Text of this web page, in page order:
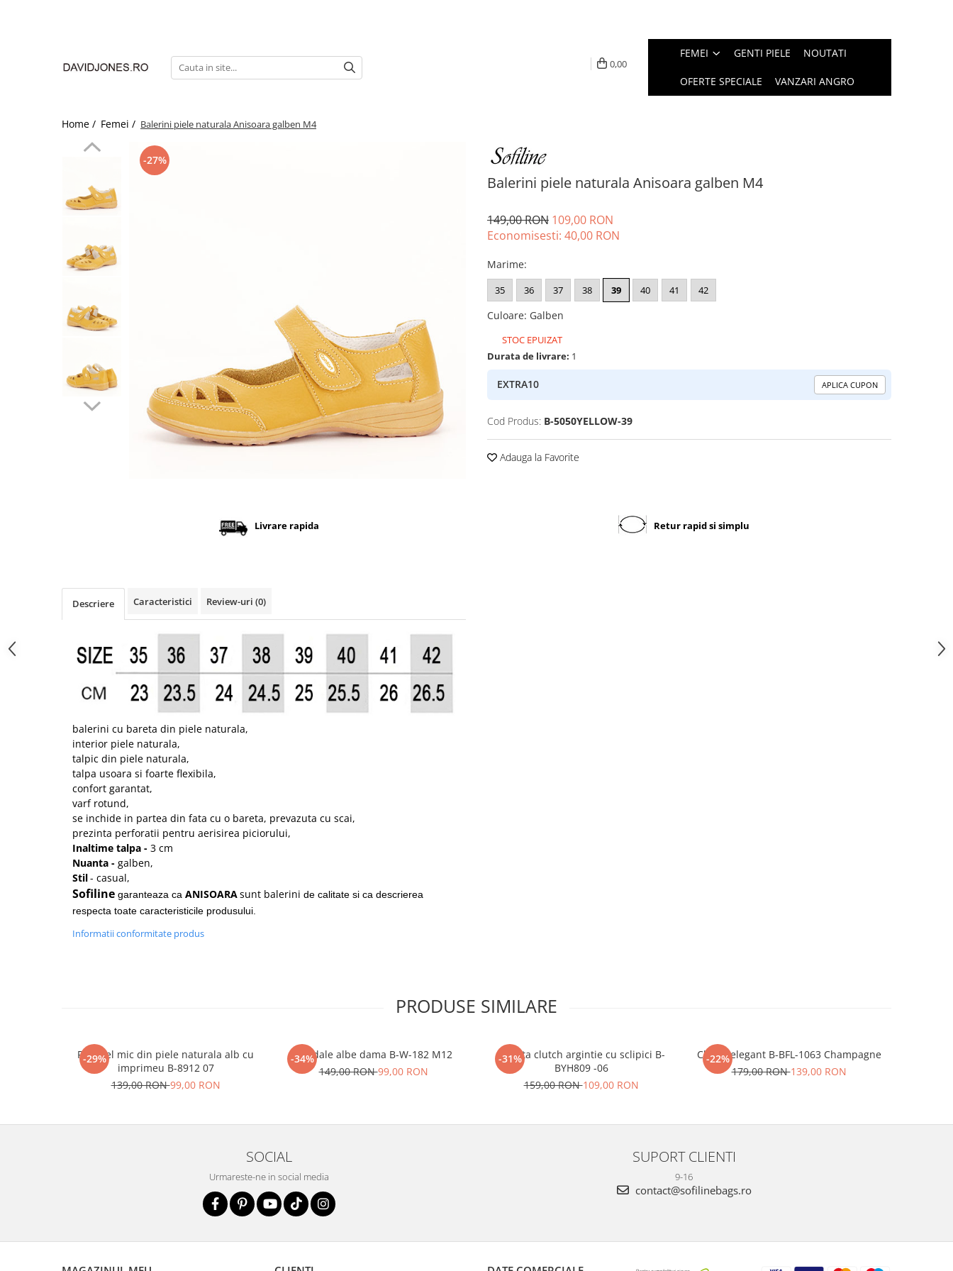
0,00
FEMEI GENTI PIELE NOUTATI
OFERTE SPECIALE VANZARI ANGRO
Home / Femei / Balerini piele naturala Anisoara galben M4
Balerini piele naturala Anisoara galben M4
-27%
149,00 RON 109,00 RON
Economisesti: 40,00 RON
Marime:
35 36 37 38 39 40 41 42
Culoare: Galben
STOC EPUIZAT
Durata de livrare: 1
EXTRA10 APLICA CUPON
Cod Produs: B-5050YELLOW-39
Adauga la Favorite
Livrare rapida Retur rapid si simplu
Descriere Caracteristici Review-uri (0)
balerini cu bareta din piele naturala,
interior piele naturala,
talpic din piele naturala,
talpa usoara si foarte flexibila,
confort garantat,
varf rotund,
se inchide in partea din fata cu o bareta, prevazuta cu scai,
prezinta perforatii pentru aerisirea piciorului,
Inaltime talpa - 3 cm
Nuanta - galben,
Stil- casual,
Sofiline garanteaza ca ANISOARAsunt balerini de calitate si ca descrierea
respecta toate caracteristicile produsului.
Informatii conformitate produs
PRODUSE SIMILARE
-29%
Portofel mic din piele naturala alb cu
imprimeu B-8912 07
139,00 RON99,00 RON
-34%
Sandale albe dama B-W-182 M12
149,00 RON99,00 RON
-31%
Geanta clutch argintie cu sclipici B-
BYH809 -06
159,00 RON109,00 RON
-22%
Clutch elegant B-BFL-1063 Champagne
179,00 RON139,00 RON
SOCIAL
Urmareste-ne in social media
SUPORT CLIENTI
9-16
contact@sofilinebags.ro